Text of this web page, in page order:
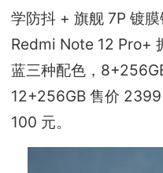
学防抖 + 旗舰 7P 镀膜
Redmi Note 12 Pro+
蓝三种配色，
12+256GB 售价
100 元。